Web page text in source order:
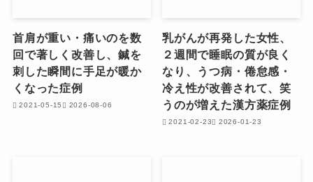
首肩が重い・痛いのを数
回で著しく改善し、鍼を
刺した瞬間に手足が暖か
くなった症例
2021-05-15 2026-08-06
乳がんが再発した女性、
２週間で睡眠の質が良く
なり、うつ病・倦怠感・
冷え性が改善されて、笑
うのが増えた漢方薬症例
2021-02-23 2026-01-23